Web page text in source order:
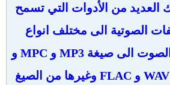
العديد من الأدوات التي تسمح
الصوتية الى مختلف انواع
الصيغ مثل تحويل الصوت الى صيغة MP3 و MPC و
OGG و OPUS و WAV و FLAC وغيرها من الصيغ